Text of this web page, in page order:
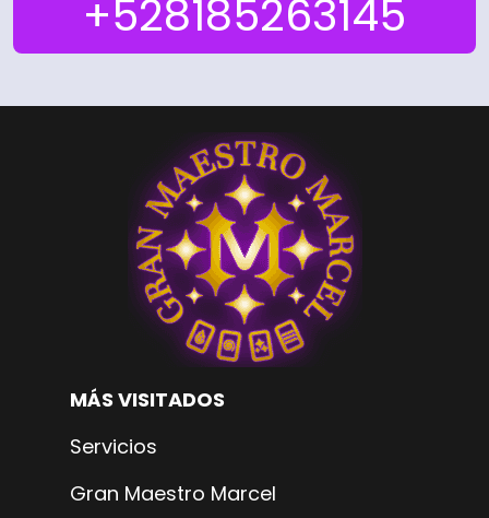
+528185263145
MÁS VISITADOS
Servicios
Gran Maestro Marcel